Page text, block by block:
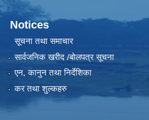
Notices
सूचना तथा समाचार
सार्वजनिक खरीद /बोलपत्र सूचना
एन, कानुन तथा निर्देशिका
कर तथा शुल्कहरु